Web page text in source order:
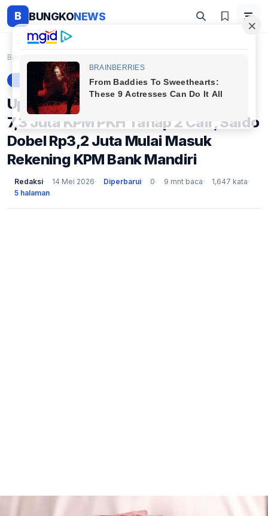
B BUNGKONEWS
Beranda
BERITA
Update Bansos Besok 15 Mei 2026:
7,3 Juta KPM PKH Tahap 2 Cair, Saldo
Dobel Rp3,2 Juta Mulai Masuk
Rekening KPM Bank Mandiri
Redaksi 14 Mei 2026 Diperbarui 0 9 mnt baca
1,647 kata
5 halaman